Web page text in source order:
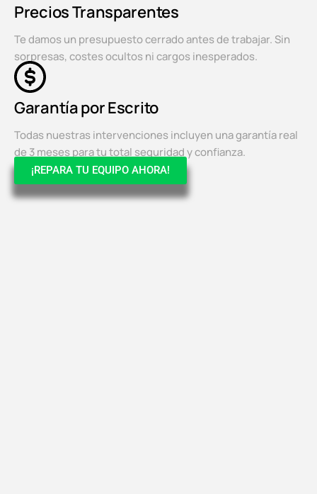
Precios Transparentes
Te damos un presupuesto cerrado antes de trabajar. Sin
sorpresas, costes ocultos ni cargos inesperados.
Garantía por Escrito
Todas nuestras intervenciones incluyen una garantía real
de 3 meses para tu total seguridad y confianza.
¡REPARA TU EQUIPO AHORA!